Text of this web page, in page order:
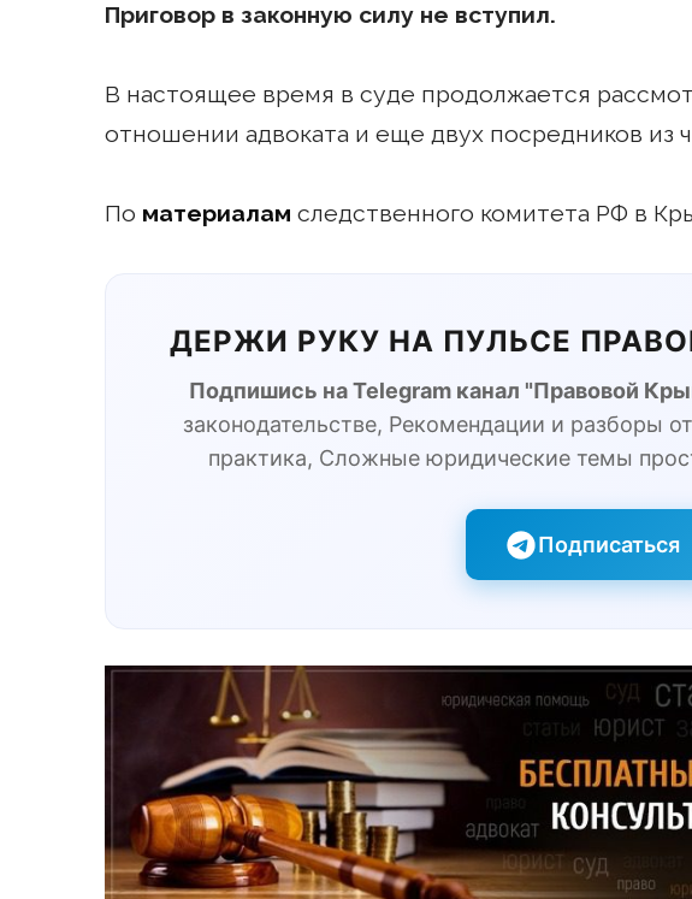
Приговор в законную силу не вступил.
В настоящее время в суде продолжается
отношении адвоката и еще двух посредников из
По материалам следственного комитета РФ в
ДЕРЖИ РУКУ НА ПУЛЬСЕ
Подпишись на Telegram канал "Правовой
законодательстве, Рекомендации и разборы
практика, Сложные юридические темы
Подписаться